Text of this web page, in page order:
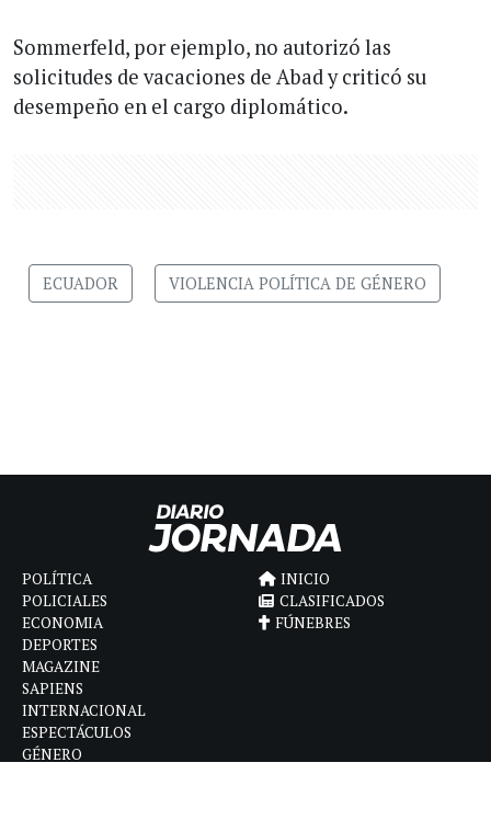
Sommerfeld, por ejemplo, no autorizó las
solicitudes de vacaciones de Abad y criticó su
desempeño en el cargo diplomático.
ECUADOR VIOLENCIA POLÍTICA DE GÉNERO
POLÍTICA
POLICIALES
ECONOMIA
DEPORTES
MAGAZINE
SAPIENS
INTERNACIONAL
ESPECTÁCULOS
GÉNERO
INICIO
CLASIFICADOS
FÚNEBRES